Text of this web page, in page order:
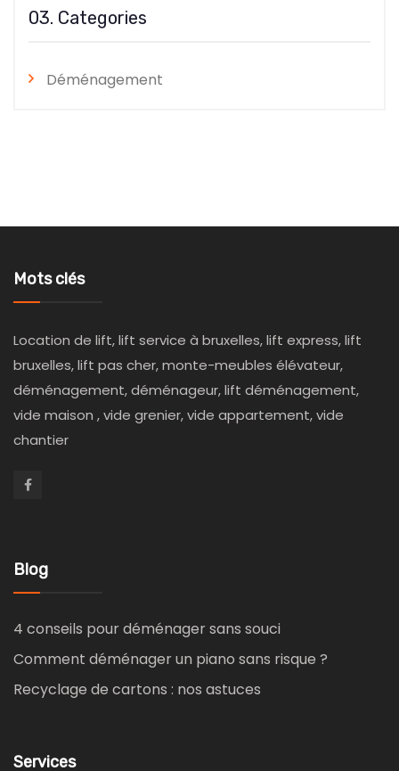
03. Categories
Déménagement
Mots clés
Location de lift, lift service à bruxelles, lift express, lift
bruxelles, lift pas cher, monte-meubles élévateur,
déménagement, déménageur, lift déménagement,
vide maison , vide grenier, vide appartement, vide
chantier
Blog
4 conseils pour déménager sans souci
Comment déménager un piano sans risque ?
Recyclage de cartons : nos astuces
Services